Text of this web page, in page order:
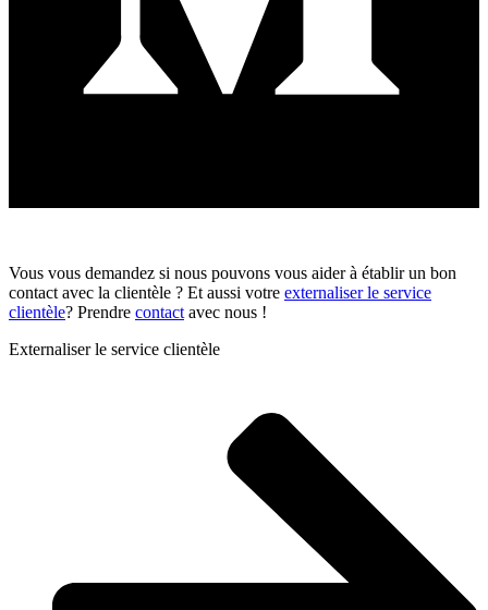
Vous vous demandez si nous pouvons vous aider à établir un bon
contact avec la clientèle ? Et aussi votre externaliser le service
clientèle? Prendre contact avec nous !
Externaliser le service clientèle